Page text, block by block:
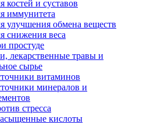
и суставов
иммунитета
улучшения обмена веществ
снижения веса
простуде
лекарственные травы и
сырье
витаминов
минералов и
стресса
кислоты